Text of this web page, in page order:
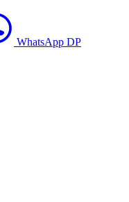
WhatsApp DP